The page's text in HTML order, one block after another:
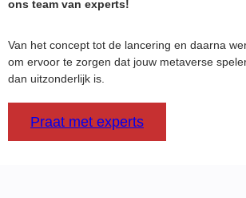
ons team van experts!
Van het concept tot de lancering en daarna
om ervoor te zorgen dat jouw metaverse
dan uitzonderlijk is.
Praat met experts